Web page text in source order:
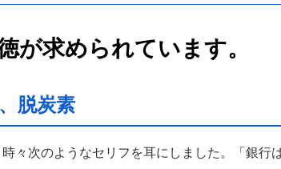
が求められています。
脱炭素
々次のようなセリフを耳にしました。「銀行